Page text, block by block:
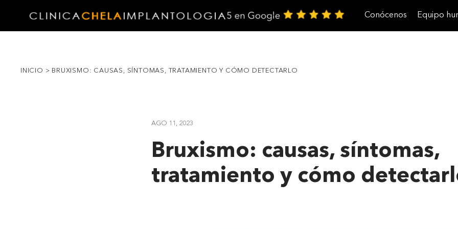
Conócenos Equipo
INICIO > BRUXISMO: CAUSAS, SÍNTOMAS, TRATAMIENTO Y CÓMO DETECTARLO
AGO 11, 2023
Bruxismo: causas, síntomas,
tratamiento y cómo